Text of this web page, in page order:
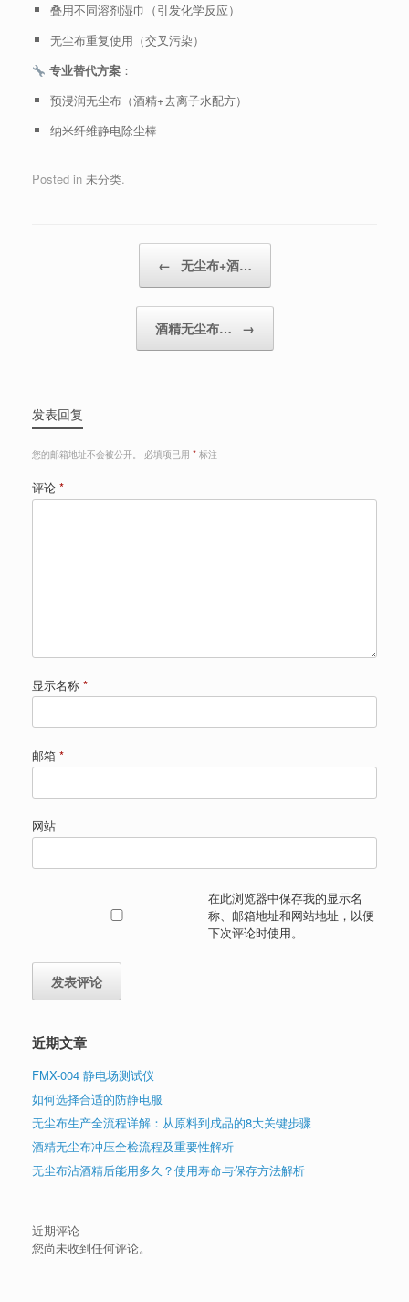
叠用不同溶剂湿巾（引发化学反应）
无尘布重复使用（交叉污染）
专业替代方案：
预浸润无尘布（酒精+去离子水配方）
纳米纤维静电除尘棒
Posted in 未分类.
← 无尘布+酒…
酒精无尘布… →
发表回复
您的邮箱地址不会被公开。 必填项已用 * 标注
评论 *
显示名称 *
邮箱 *
网站
在此浏览器中保存我的显示名
称、邮箱地址和网站地址，以便
下次评论时使用。
近期文章
FMX-004 静电场测试仪
如何选择合适的防静电服
无尘布生产全流程详解：从原料到成品的8大关键步骤
酒精无尘布冲压全检流程及重要性解析
无尘布沾酒精后能用多久？使用寿命与保存方法解析
近期评论
您尚未收到任何评论。